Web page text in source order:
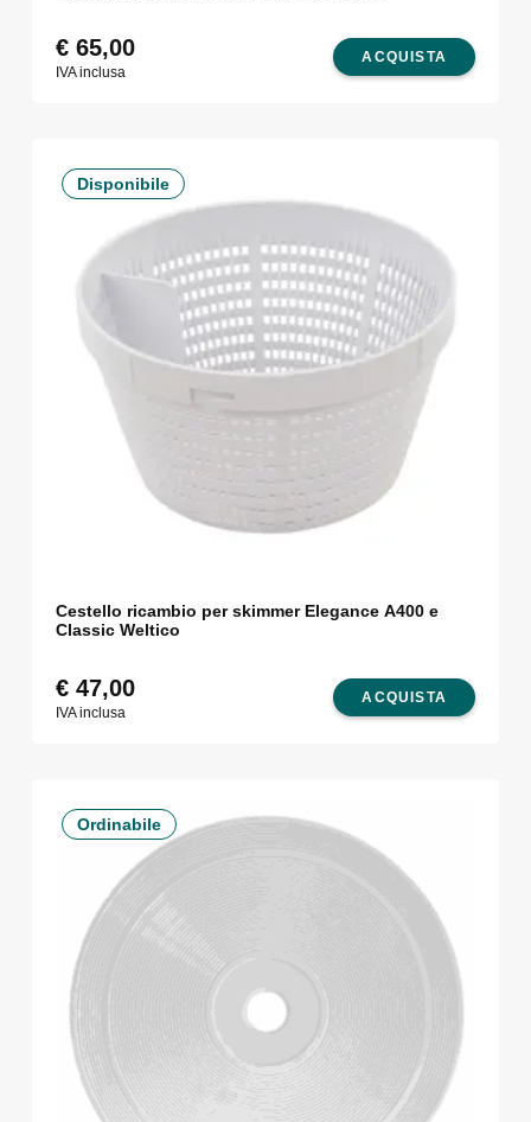
ACQUISTA
€65,00
IVA inclusa
Disponibile
Cestello ricambio per skimmer Elegance A400 e
Classic Weltico
ACQUISTA
€47,00
IVA inclusa
Ordinabile